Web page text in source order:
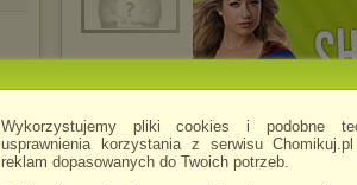
Wykorzystujemy pliki cookies i podobne
usprawnienia korzystania z serwisu
reklam dopasowanych do Twoich potrzeb.